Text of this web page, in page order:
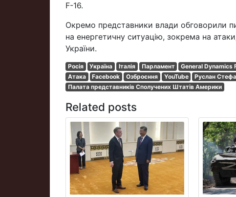
F-16.
Окремо представники влади обговорили
на енергетичну ситуацію, зокрема на
України.
Росія Україна Італія Парламент General Dynamics
Атака
Facebook Озброєння YouTube Руслан
Палата представників Сполучених Штатів Америки
Related posts